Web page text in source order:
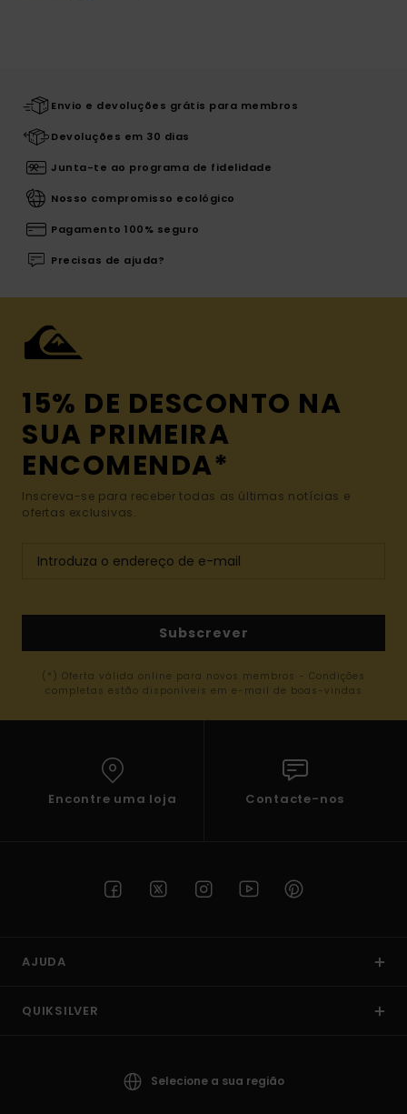
Envio e devoluções grátis para membros
Devoluções em 30 dias
Junta-te ao programa de fidelidade
Nosso compromisso ecológico
Pagamento 100% seguro
Precisas de ajuda?
15% DE DESCONTO NA
SUA PRIMEIRA
ENCOMENDA*
Inscreva-se para receber todas as últimas notícias e
ofertas exclusivas.
Subscrever
(*) Oferta válida online para novos membros - Condições
completas estão disponíveis em e-mail de boas-vindas
Encontre uma loja Contacte-nos
AJUDA
QUIKSILVER
Selecione a sua região